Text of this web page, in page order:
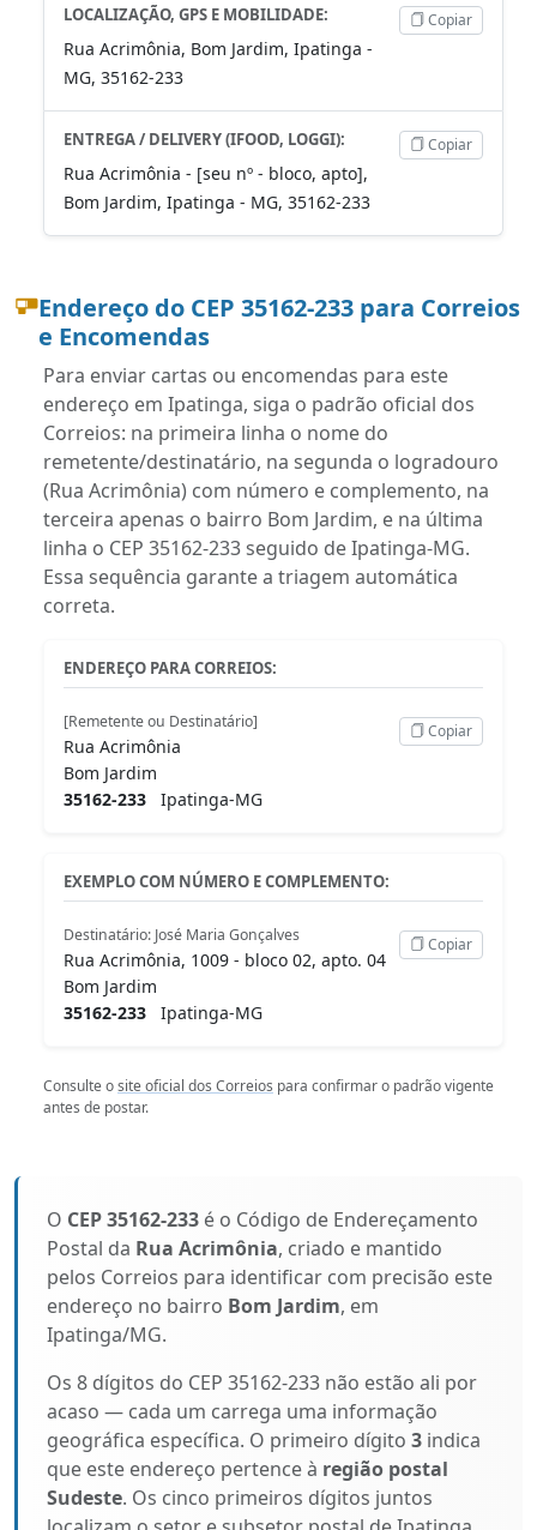
LOCALIZAÇÃO, GPS E MOBILIDADE:
Rua Acrimônia, Bom Jardim, Ipatinga -
MG, 35162-233
Copiar
ENTREGA / DELIVERY (IFOOD, LOGGI):
Rua Acrimônia - [seu nº - bloco, apto],
Bom Jardim, Ipatinga - MG, 35162-233
Copiar
Endereço do CEP 35162-233 para Correios
e Encomendas
Para enviar cartas ou encomendas para este
endereço em Ipatinga, siga o padrão oficial dos
Correios: na primeira linha o nome do
remetente/destinatário, na segunda o logradouro
(Rua Acrimônia) com número e complemento, na
terceira apenas o bairro Bom Jardim, e na última
linha o CEP 35162-233 seguido de Ipatinga-MG.
Essa sequência garante a triagem automática
correta.
ENDEREÇO PARA CORREIOS:
[Remetente ou Destinatário]
Rua Acrimônia
Bom Jardim
35162-233 Ipatinga-MG
Copiar
EXEMPLO COM NÚMERO E COMPLEMENTO:
Destinatário: José Maria Gonçalves
Rua Acrimônia, 1009 - bloco 02, apto. 04
Bom Jardim
35162-233 Ipatinga-MG
Copiar
Consulte osite oficial dos Correios para confirmar o padrão vigente
antes de postar.
O CEP 35162-233 é o Código de Endereçamento
Postal da Rua Acrimônia, criado e mantido
pelos Correios para identificar com precisão este
endereço no bairro Bom Jardim, em
Ipatinga/MG.
Os 8 dígitos do CEP 35162-233 não estão ali por
acaso — cada um carrega uma informação
geográfica específica. O primeiro dígito 3 indica
que este endereço pertence à região postal
Sudeste. Os cinco primeiros dígitos juntos